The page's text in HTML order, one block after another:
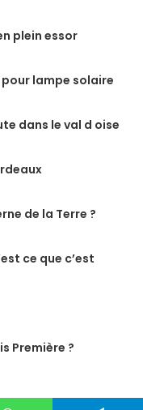
plein essor
lampe solaire
dans le val d oise
de la Terre ?
ce que c’est
Première ?